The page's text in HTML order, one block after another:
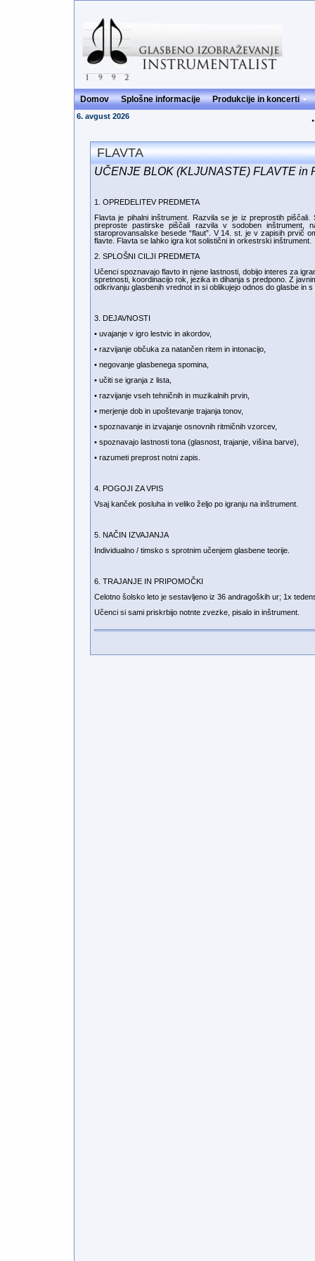
Domov Splošne informacije Produkcije in koncerti
6. avgust 2026
FLAVTA
UČENJE BLOK (KLJUNASTE) FLAVTE in
1. OPREDELITEV PREDMETA
Flavta je pihalni inštrument. Razvila se je iz preprostih
preproste pastirske piščali razvila v sodoben
staroprovansalske besede “flaut”. V 14. st. je v zapisih prvič
flavte. Flavta se lahko igra kot solistični in orkestrski inštrument.
2. SPLOŠNI CILJI PREDMETA
Učenci spoznavajo flavto in njene lastnosti, dobijo interes za
spretnosti, koordinacijo rok, jezika in dihanja s predpono. Z
odkrivanju glasbenih vrednot in si oblikujejo odnos do glasbe in
3. DEJAVNOSTI
• uvajanje v igro lestvic in akordov,
• razvijanje občuka za natančen ritem in intonacijo,
• negovanje glasbenega spomina,
• učiti se igranja z lista,
• razvijanje vseh tehničnih in muzikalnih prvin,
• merjenje dob in upoštevanje trajanja tonov,
• spoznavanje in izvajanje osnovnih ritmičnih vzorcev,
• spoznavajo lastnosti tona (glasnost, trajanje, višina barve),
• razumeti preprost notni zapis.
4. POGOJI ZA VPIS
Vsaj kanček posluha in veliko željo po igranju na inštrument.
5. NAČIN IZVAJANJA
Individualno / timsko s sprotnim učenjem glasbene teorije.
6. TRAJANJE IN PRIPOMOČKI
Celotno šolsko leto je sestavljeno iz 36 andragoških ur; 1x
Učenci si sami priskrbijo notnte zvezke, pisalo in inštrument.